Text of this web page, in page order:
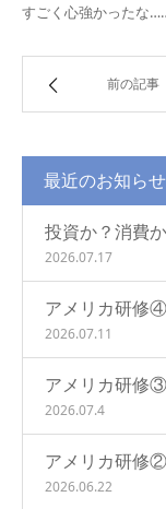
すごく心強かったな
前の記事
最近のお知らせ
投資か？消費
2026.07.17
アメリカ研修
2026.07.11
アメリカ研修
2026.07.4
アメリカ研修
2026.06.22